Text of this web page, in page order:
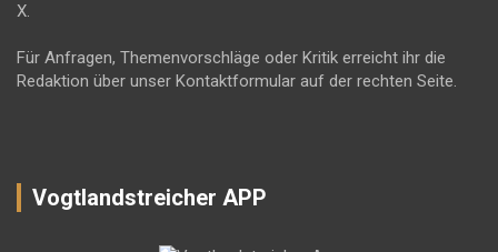
X.
Für Anfragen, Themenvorschläge oder Kritik erreicht ihr die
Redaktion über unser Kontaktformular auf der rechten Seite.
Vogtlandstreicher APP